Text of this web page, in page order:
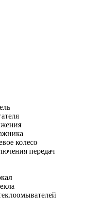
колесо
передач